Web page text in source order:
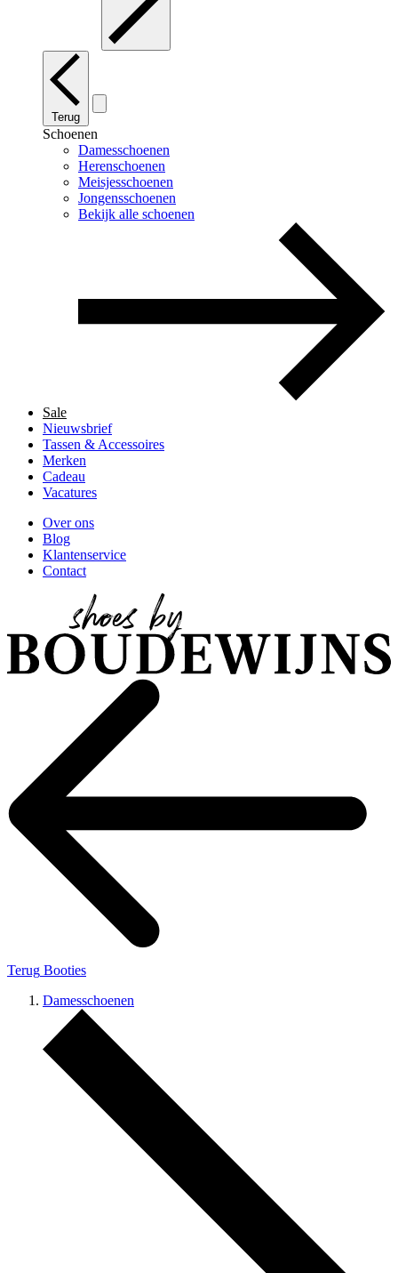
Terug
Schoenen
Damesschoenen
Herenschoenen
Meisjesschoenen
Jongensschoenen
Bekijk alle schoenen
Sale
Nieuwsbrief
Tassen & Accessoires
Merken
Cadeau
Vacatures
Over ons
Blog
Klantenservice
Contact
Terug Booties
Damesschoenen